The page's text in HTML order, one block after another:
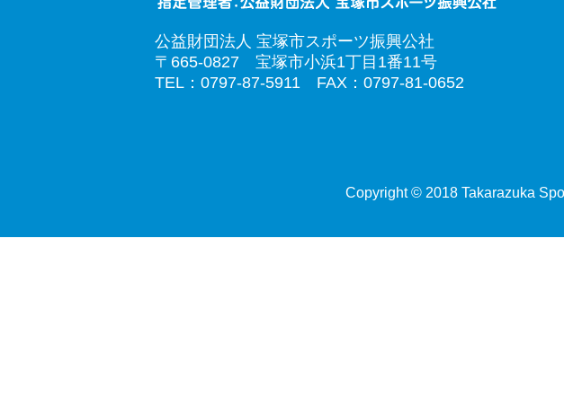
公益財団法人 宝塚市スポーツ振興公社
〒665-0827 宝塚市小浜1丁目1番11号
TEL：0797-87-5911 FAX：0797-81-0652
Copyright © 2018 Takarazuka